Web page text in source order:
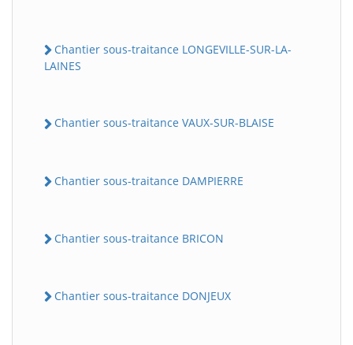
Chantier sous-traitance LONGEVILLE-SUR-LA-
LAINES
Chantier sous-traitance VAUX-SUR-BLAISE
Chantier sous-traitance DAMPIERRE
Chantier sous-traitance BRICON
Chantier sous-traitance DONJEUX